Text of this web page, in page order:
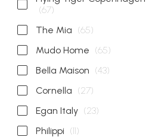
(67)
The Mia (65)
Mudo Home (65)
Bella Maison (43)
Cornella (27)
Egan Italy (23)
Philippi (11)